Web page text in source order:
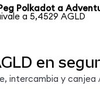
Polkadot a
a 5,4529 AGLD
en
intercambia y